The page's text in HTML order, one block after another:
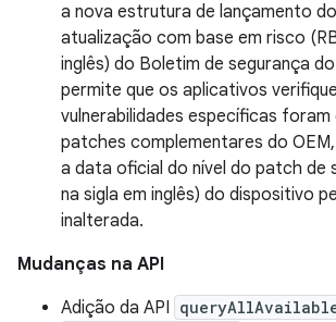
a nova estrutura de lançamento
atualização com base em risco
inglês) do Boletim de segurança
permite que os aplicativos
vulnerabilidades específicas
patches complementares do
a data oficial do nível do patch de
na sigla em inglês) do dispositivo
inalterada.
Mudanças na API
Adição da API